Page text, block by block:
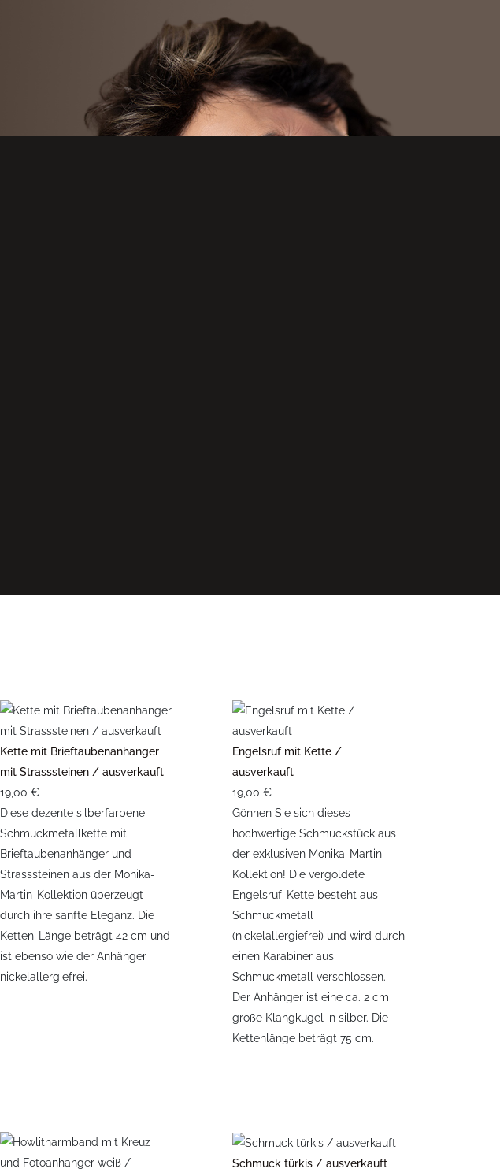
Kette mit Brieftaubenanhänger
mit Strasssteinen / ausverkauft
19,00 €
Diese dezente silberfarbene
Schmuckmetallkette mit
Brieftaubenanhänger und
Strasssteinen aus der Monika-
Martin-Kollektion überzeugt
durch ihre sanfte Eleganz. Die
Ketten-Länge beträgt 42 cm und
ist ebenso wie der Anhänger
nickelallergiefrei.
Engelsruf mit Kette /
ausverkauft
19,00 €
Gönnen Sie sich dieses
hochwertige Schmuckstück aus
der exklusiven Monika-Martin-
Kollektion! Die vergoldete
Engelsruf-Kette besteht aus
Schmuckmetall
(nickelallergiefrei) und wird durch
einen Karabiner aus
Schmuckmetall verschlossen.
Der Anhänger ist eine ca. 2 cm
große Klangkugel in silber. Die
Kettenlänge beträgt 75 cm.
Schmuck türkis / ausverkauft